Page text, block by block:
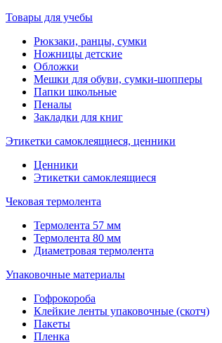
Товары для учебы
Рюкзаки, ранцы, сумки
Ножницы детские
Обложки
Мешки для обуви, сумки-шопперы
Папки школьные
Пеналы
Закладки для книг
Этикетки самоклеящиеся, ценники
Ценники
Этикетки самоклеящиеся
Чековая термолента
Термолента 57 мм
Термолента 80 мм
Диаметровая термолента
Упаковочные материалы
Гофрокороба
Клейкие ленты упаковочные (скотч)
Пакеты
Пленка